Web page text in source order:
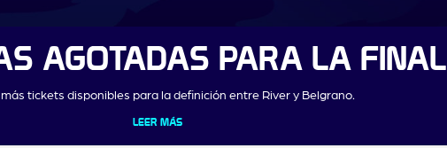
AGOTADAS PARA LA FINAL
más tickets disponibles para la definición entre River y Belgrano.
LEER MÁS